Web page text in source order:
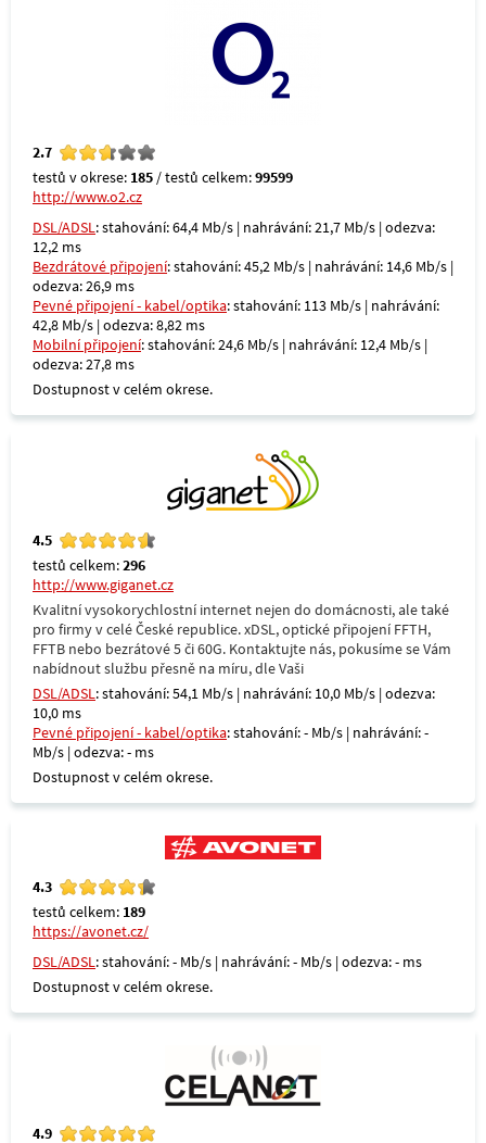
2.7
testů v okrese: 185 / testů celkem:99599
http://www.o2.cz
DSL/ADSL: stahování: 64,4 Mb/s | nahrávání: 21,7 Mb/s | odezva:
12,2 ms
Bezdrátové připojení: stahování: 45,2 Mb/s | nahrávání: 14,6 Mb/s |
odezva: 26,9 ms
Pevné připojení - kabel/optika: stahování: 113 Mb/s | nahrávání:
42,8 Mb/s | odezva: 8,82 ms
Mobilní připojení: stahování: 24,6 Mb/s | nahrávání: 12,4 Mb/s |
odezva: 27,8 ms
Dostupnost v celém okrese.
4.5
testů celkem:296
http://www.giganet.cz
Kvalitní vysokorychlostní internet nejen do domácnosti, ale také
pro firmy v celé České republice. xDSL, optické připojení FFTH,
FFTB nebo bezrátové 5 či 60G. Kontaktujte nás, pokusíme se Vám
nabídnout službu přesně na míru, dle Vaši
DSL/ADSL: stahování: 54,1 Mb/s | nahrávání: 10,0 Mb/s | odezva:
10,0 ms
Pevné připojení - kabel/optika: stahování: - Mb/s | nahrávání: -
Mb/s | odezva: - ms
Dostupnost v celém okrese.
4.3
testů celkem: 189
https://avonet.cz/
DSL/ADSL: stahování: - Mb/s | nahrávání: - Mb/s | odezva: - ms
Dostupnost v celém okrese.
4.9